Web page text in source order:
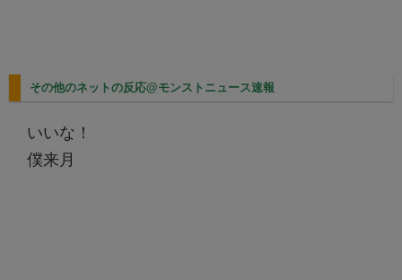
その他のネットの反応@モンストニュース速報
いいな！
僕来月